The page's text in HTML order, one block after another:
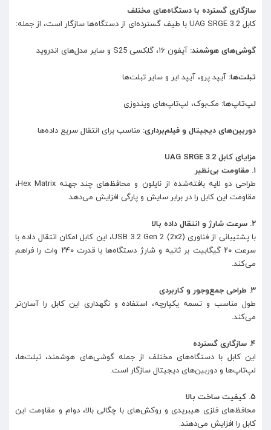
سازگاری گسترده با دستگاه‌های مختلف
کابل UAG SRGE 3.2 با طیف گسترده‌ای از دستگاه‌ها سازگار است، از جمله:
گوشی‌های هوشمند: آیفون ۱۶، گلکسی S25 و سایر مدل‌های اندروید
تبلت‌ها: آیپد پرو، آیپد ایر و سایر تبلت‌ها
لپ‌تاپ‌ها: مک‌بوک، لپ‌تاپ‌های ویندوزی
دوربین‌های دیجیتال و فیلم‌برداری: مناسب برای انتقال سریع داده‌ها
مزایای کابل UAG SRGE 3.2
۱. مقاومت بی‌نظیر
طراحی دو لایه بافته‌شده از نایلون و محافظ‌های چند جهته Hex Matrix،
مقاومت این کابل را در برابر سایش و پارگی افزایش می‌دهد.
۲. سرعت شارژ و انتقال داده بالا
با پشتیبانی از فناوری USB 3.2 Gen 2 (2x2)، این کابل امکان انتقال داده با
سرعت ۲۰ گیگابیت بر ثانیه و شارژ دستگاه‌ها با قدرت ۲۴۰ وات را فراهم
می‌کند.
۳. طراحی جمع‌وجور و کاربردی
طول مناسب و تسمه یکپارچه، استفاده و نگهداری این کابل را آسان‌تر
می‌کند.
۴. سازگاری گسترده
این کابل با دستگاه‌های مختلف از جمله گوشی‌های هوشمند، تبلت‌ها،
لپ‌تاپ‌ها و دوربین‌های دیجیتال سازگار است.
۵. کیفیت ساخت بالا
محافظ‌های فلزی هیبریدی و روکش‌های با چگالی بالا، دوام و مقاومت این
کابل را افزایش می‌دهند.